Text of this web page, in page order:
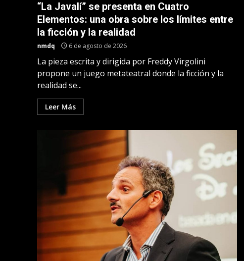
“La Javalí” se presenta en Cuatro
Elementos: una obra sobre los límites entre
la ficción y la realidad
nmdq 6 de agosto de 2026
La pieza escrita y dirigida por Freddy Virgolini
propone un juego metateatral donde la ficción y la
realidad se...
Leer Más